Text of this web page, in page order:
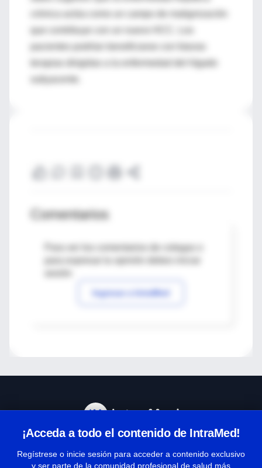
crónica actúa como un campo de malignización
terapias dirigidas a la enfermedad del hígado
Comentarios
Para ver los comentarios de colegas o
Ingresar a IntraMed
¡Acceda a todo el contenido de IntraMed!
Regístrese o inicie sesión para acceder a contenido exclusivo
y ser parte de la comunidad profesional de salud más